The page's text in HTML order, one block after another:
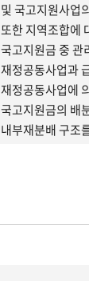
및 국고지원사업
또한 지역조합에
국고지원금 중 관
재정공동사업과
재정공동사업에
국고지원금의 배
내부재분배 구조를 구축하려는 것이다. 개선을
지역조합에 대
것이 재원의 내